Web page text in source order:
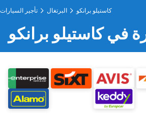
تأجير السيارات البرتغال كاستيلو برانكو
في كاستيلو برانكو